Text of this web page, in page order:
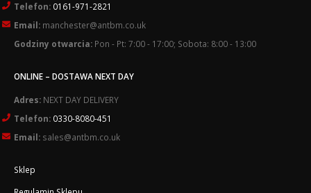
Telefon: 0161-971-2821
Email: manchester@antbm.co.uk
Godziny otwarcia: Pon - Pt: 7:00 - 17:00; Sobota: 8:00 - 13:00
ONLINE – DOSTAWA NEXT DAY
Adres: NEXT DAY DELIVERY
Telefon: 0330-8080-451
Email: sales@antbm.co.uk
Sklep